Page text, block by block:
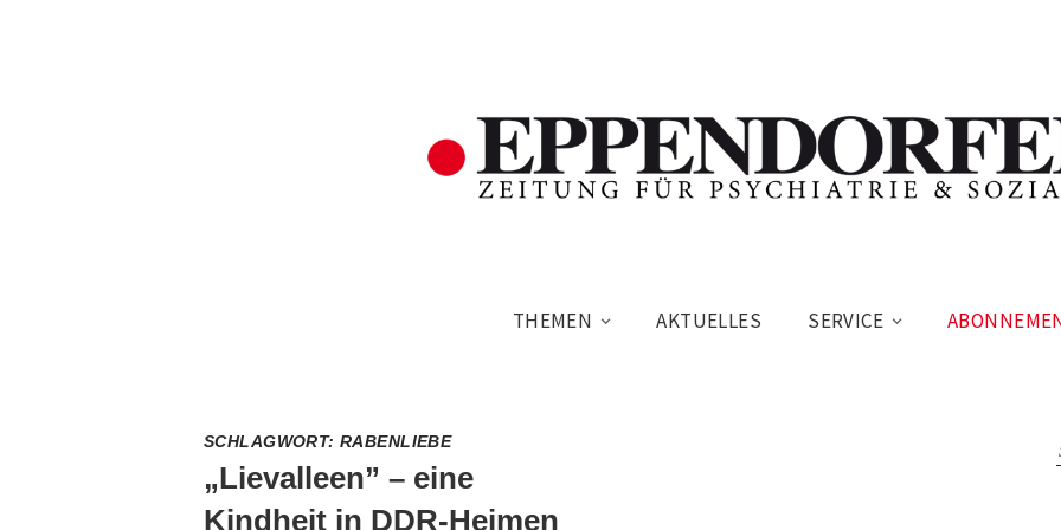
THEMEN AKTUELLES SERVICE
SCHLAGWORT:RABENLIEBE
„Lievalleen” – eine
Kindheit in DDR-Heimen